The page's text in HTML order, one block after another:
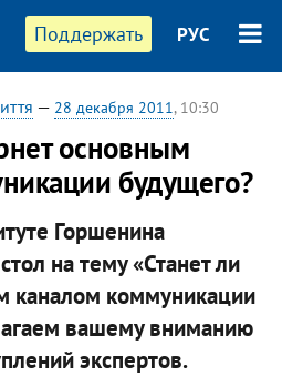
Поддержать РУС
— 28 декабря 2011, 10:30
основным
будущего?
Горшенина
на тему «Станет ли
каналом коммуникации
вашему вниманию
экспертов.